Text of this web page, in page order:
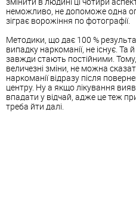
неможливо, не допоможе одна
зіграє ворожіння по фотографії.
Методики, що дає 100 %
випадку наркоманії, не існує. Та
завжди стають постійними.
величезні зміни, не можна
наркоманії відразу після
центру. Ну а якщо лікування
впадати у відчай, адже це теж
треба йти далі.